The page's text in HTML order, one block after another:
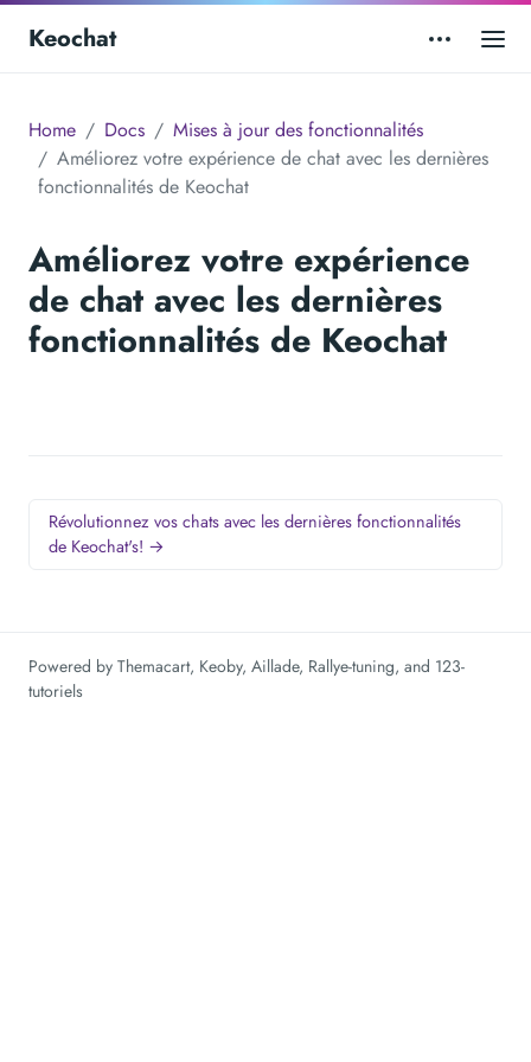
Keochat
Home Docs
Mises à jour des fonctionnalités
Améliorez votre expérience de chat avec les dernières
fonctionnalités de Keochat
Améliorez votre expérience
de chat avec les dernières
fonctionnalités de Keochat
Révolutionnez vos chats avec les dernières fonctionnalités
de Keochat's! →
Powered by Themacart, Keoby, Aillade, Rallye-tuning, and 123-
tutoriels